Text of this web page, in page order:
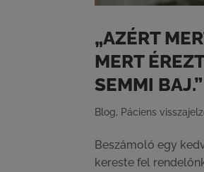
„AZÉRT
MERT
SEMMI BAJ.”
Blog, Páciens
Beszámoló egy
kereste fel